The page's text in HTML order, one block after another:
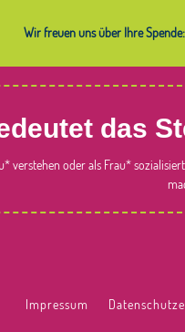
Wir freuen uns über Ihre
das
verstehen oder als Frau*
Impressum